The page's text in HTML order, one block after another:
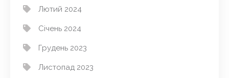
Лютий 2024
Січень 2024
Грудень 2023
Листопад 2023